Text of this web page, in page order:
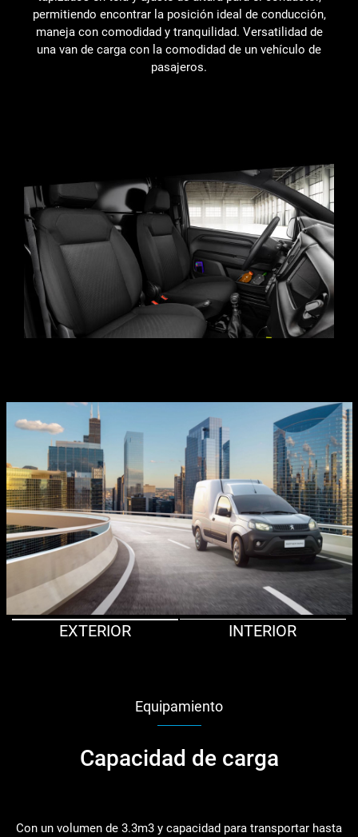
permitiendo encontrar la posición ideal de conducción,
maneja con comodidad y tranquilidad. Versatilidad de
una van de carga con la comodidad de un vehículo de
pasajeros.
EXTERIOR INTERIOR
Equipamiento
Capacidad de carga
Con un volumen de 3.3m3 y capacidad para transportar hasta